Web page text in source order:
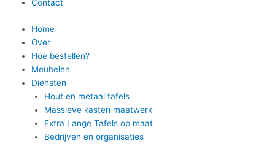
Contact
Home
Over
Hoe bestellen?
Meubelen
Diensten
Hout en metaal tafels
Massieve kasten maatwerk
Extra Lange Tafels op maat
Bedrijven en organisaties